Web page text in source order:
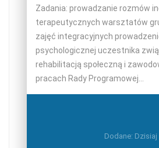
Zadania: prowadzanie rozmów
terapeutycznych warsztatów
zajęć integracyjnych
psychologicznej uczestnika
rehabilitacją społeczną i
pracach Rady Programowej...
Dodane: Dzisiaj